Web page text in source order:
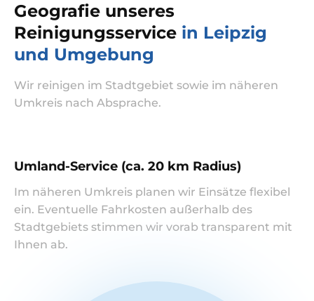
Geografie unseres
Reinigungsservice in Leipzig
und Umgebung
Wir reinigen im Stadtgebiet sowie im näheren
Umkreis nach Absprache.
Umland-Service (ca. 20 km Radius)
Im näheren Umkreis planen wir Einsätze flexibel
ein. Eventuelle Fahrkosten außerhalb des
Stadtgebiets stimmen wir vorab transparent mit
Ihnen ab.